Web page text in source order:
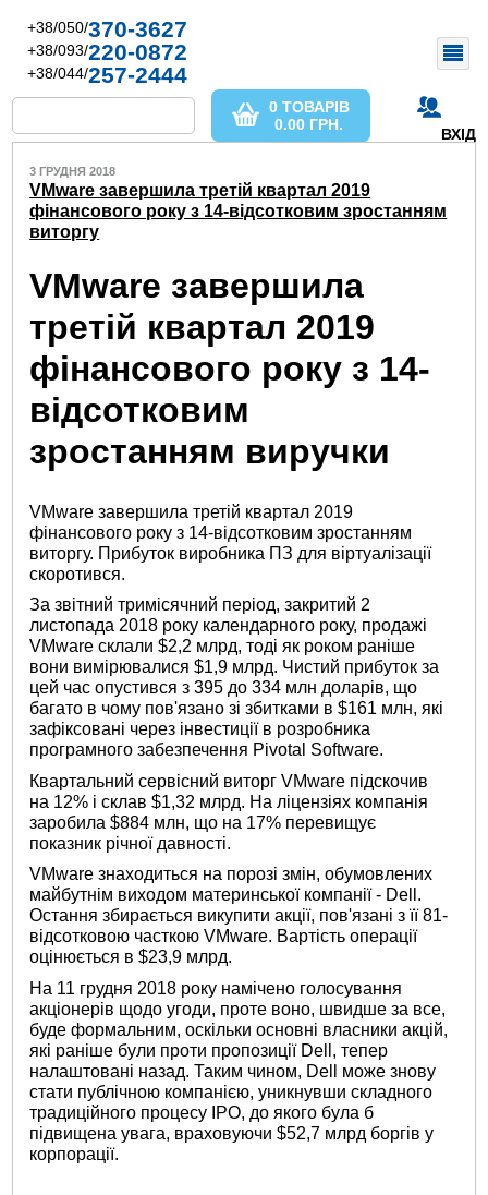
+38/050/370-3627
+38/093/220-0872
+38/044/257-2444
ВХІД
0 ТОВАРІВ
0.00 ГРН.
3 ГРУДНЯ 2018
VMware завершила третій квартал 2019
фінансового року з 14-відсотковим зростанням
виторгу
VMware завершила
третій квартал 2019
фінансового року з 14-
відсотковим
зростанням виручки
VMware завершила третій квартал 2019
фінансового року з 14-відсотковим зростанням
виторгу. Прибуток виробника ПЗ для віртуалізації
скоротився.
За звітний тримісячний період, закритий 2
листопада 2018 року календарного року, продажі
VMware склали $2,2 млрд, тоді як роком раніше
вони вимірювалися $1,9 млрд. Чистий прибуток за
цей час опустився з 395 до 334 млн доларів, що
багато в чому пов'язано зі збитками в $161 млн, які
зафіксовані через інвестиції в розробника
програмного забезпечення Pivotal Software.
Квартальний сервісний виторг VMware підскочив
на 12% і склав $1,32 млрд. На ліцензіях компанія
заробила $884 млн, що на 17% перевищує
показник річної давності.
VMware знаходиться на порозі змін, обумовлених
майбутнім виходом материнської компанії - Dell.
Остання збирається викупити акції, пов'язані з її 81-
відсотковою часткою VMware. Вартість операції
оцінюється в $23,9 млрд.
На 11 грудня 2018 року намічено голосування
акціонерів щодо угоди, проте воно, швидше за все,
буде формальним, оскільки основні власники акцій,
які раніше були проти пропозиції Dell, тепер
налаштовані назад. Таким чином, Dell може знову
стати публічною компанією, уникнувши складного
традиційного процесу IPO, до якого була б
підвищена увага, враховуючи $52,7 млрд боргів у
корпорації.